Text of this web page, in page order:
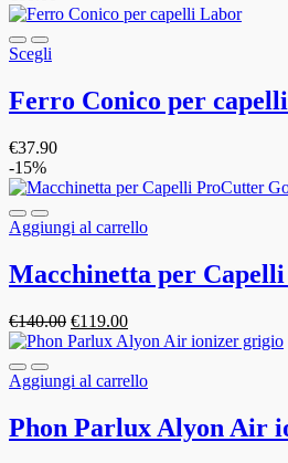
Scegli
Ferro Conico per
€37.90
-15%
Aggiungi al carrello
Macchinetta per
€140.00 €119.00
Aggiungi al carrello
Phon Parlux Alyon Air